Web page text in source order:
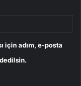
için adım, e-posta